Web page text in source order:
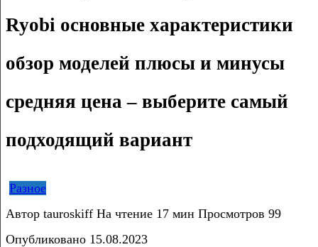
Ryobi основные характеристики
обзор моделей плюсы и минусы
средняя цена – выберите самый
подходящий вариант
Разное
Автор tauroskiff На чтение 17 мин Просмотров 99
Опубликовано 15.08.2023